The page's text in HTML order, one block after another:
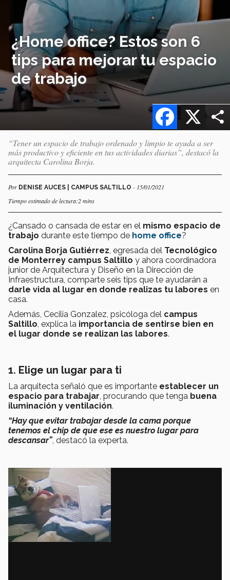
¿Home office? Estos son 6
tips para mejorar tu espacio
de trabajo
X
Facebook
“Tener un espacio de trabajo ordenado y limpio te ayuda a ser
más productivo y eficiente en tus actividades diarias”, destacó la
arquitecta Carolina Borja.
Por DENISE AUCES | CAMPUS SALTILLO - 15/01/2021
Tiempo estimado de lectura:2 mins
¿Cansado o cansada de estar en el mismo espacio de
trabajo durante este tiempo de home office?
Carolina Borja Gutiérrez , egresada del Tecnológico
de Monterrey campus Saltillo y ahora coordinadora
junior de Arquitectura y Diseño en la Dirección de
Infraestructura, comparte seis tips que te ayudarán a
darle vida al lugar en donde realizas tu labores en
casa.
Además, Cecilia Gonzalez, psicóloga del campus
Saltillo , explica la importancia de sentirse bien en
el lugar donde se realizan las labores.
1. Elige un lugar para ti
La arquitecta señaló que es importante establecer un
espacio para trabajar , procurando que tenga buena
iluminación y ventilación.
“Hay que evitar trabajar desde la cama porque
tenemos el chip de que ese es nuestro lugar para
descansar”, destacó la experta.